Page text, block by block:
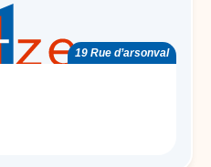
19 Rue d’arsonval